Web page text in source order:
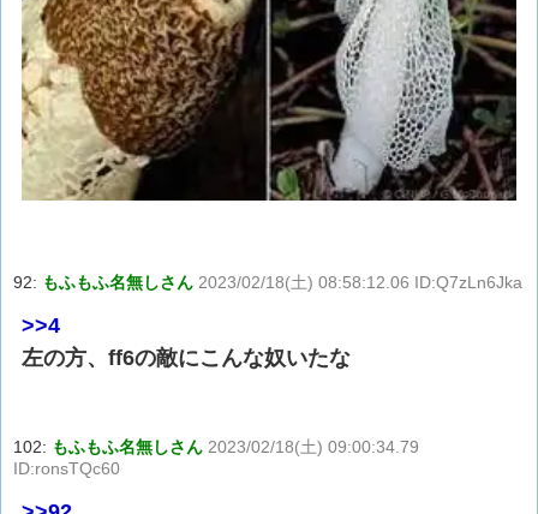
92: もふもふ名無しさん 2023/02/18(土) 08:58:12.06 ID:Q7zLn6Jka
>>4
左の方、ff6の敵にこんな奴いたな
102: もふもふ名無しさん 2023/02/18(土) 09:00:34.79
ID:ronsTQc60